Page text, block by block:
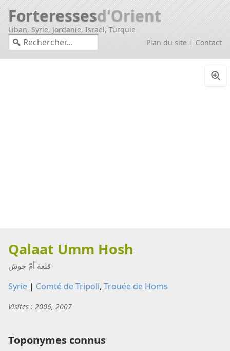
Forteressesd'Orient
Liban, Syrie, Jordanie, Israël, Turquie
Plan du site | Contact
Qalaat Umm Hosh
قلعة أمّ حوش
Syrie | Comté de Tripoli, Trouée de Homs
Visites : 2006, 2007
Toponymes connus